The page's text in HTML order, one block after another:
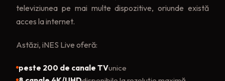
televiziunea pe mai multe dispozitive, oriunde există
acces la internet.
Astăzi, iNES Live oferă:
peste 200 de canale TVunice